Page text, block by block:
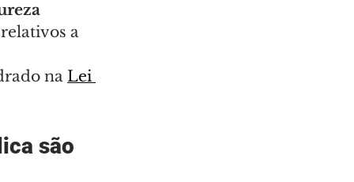
relativos a
na Lei
são